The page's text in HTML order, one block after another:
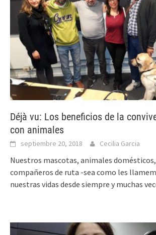
Déjà vu: Los beneficios de la
con animales
septiembre 20, 2018 Cecilia Garcia
Nuestros mascotas, animales
compañeros de ruta -sea como les
nuestras vidas desde siempre y muchas